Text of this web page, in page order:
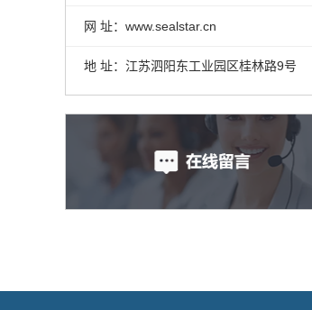
网 址：www.sealstar.cn
地 址：江苏泗阳东工业园区桂林路9号